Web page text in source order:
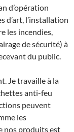
d’opération
d’art, l’installation
les incendies,
de sécurité) à
du public.
Je travaille à la
anti-feu
peuvent
les
nos produits est